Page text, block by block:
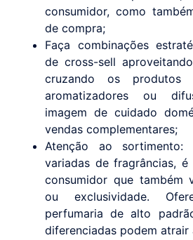
consumidor, como
de compra;
Faça combinações
de cross-sell
cruzando os
aromatizadores ou
imagem de cuidado
vendas complementares;
Atenção ao
variadas de fragrâncias,
consumidor que também
ou exclusividade.
perfumaria de alto
diferenciadas podem atrair